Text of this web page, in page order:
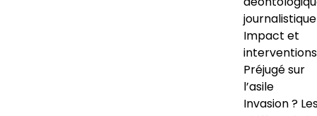
journalistique
Impact et
interventions
Préjugé sur
l’asile
Invasion ?